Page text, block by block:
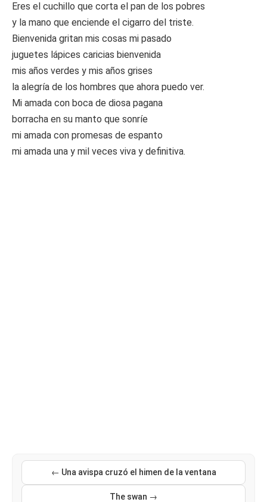
Eres el cuchillo que corta el pan de los pobres
y la mano que enciende el cigarro del triste.
Bienvenida gritan mis cosas mi pasado
juguetes lápices caricias bienvenida
mis años verdes y mis años grises
la alegría de los hombres que ahora puedo ver.
Mi amada con boca de diosa pagana
borracha en su manto que sonríe
mi amada con promesas de espanto
mi amada una y mil veces viva y definitiva.
← Una avispa cruzó el himen de la ventana
The swan →